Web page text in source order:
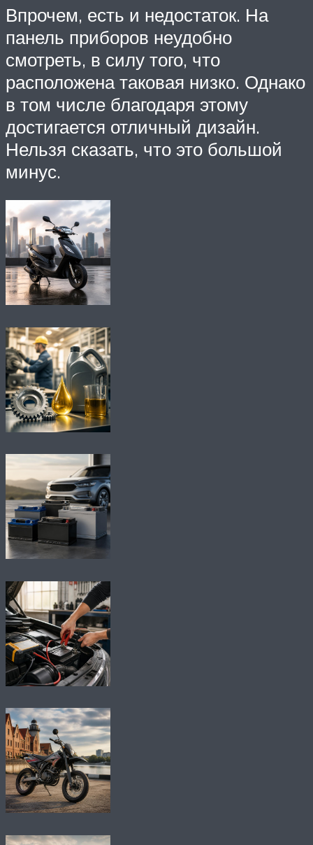
Впрочем, есть и недостаток. На
панель приборов неудобно
смотреть, в силу того, что
расположена таковая низко. Однако
в том числе благодаря этому
достигается отличный дизайн.
Нельзя сказать, что это большой
минус.